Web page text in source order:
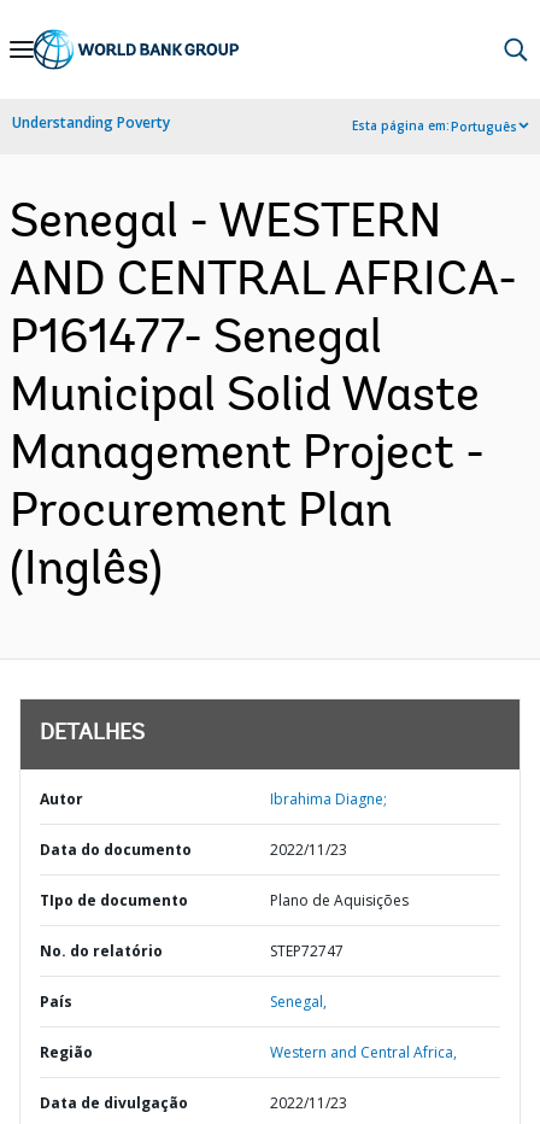
Skip
Navigation
Understanding Poverty Esta página em:Português
Senegal - WESTERN
AND CENTRAL AFRICA-
P161477- Senegal
Municipal Solid Waste
Management Project -
Procurement Plan
(Inglês)
DETALHES
Autor Ibrahima Diagne;
Data do documento 2022/11/23
TIpo de documento Plano de Aquisições
No. do relatório STEP72747
País Senegal,
Região Western and Central Africa,
Data de divulgação 2022/11/23